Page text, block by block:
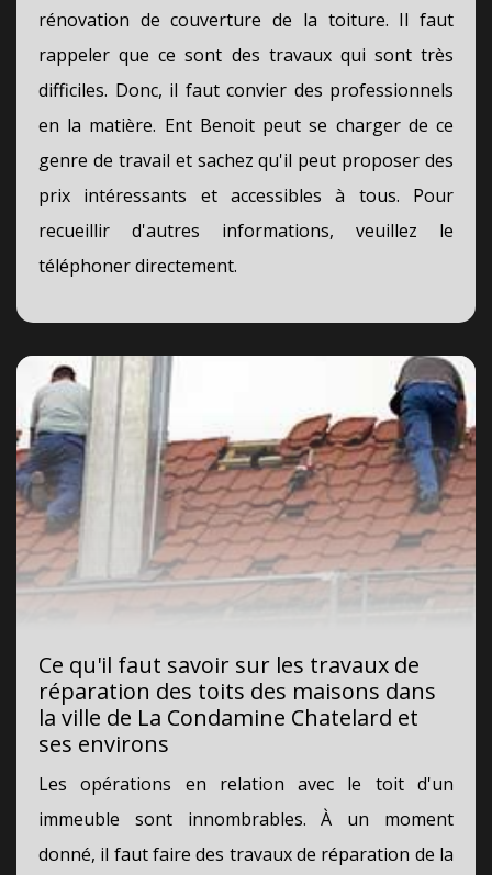
rénovation de couverture de la toiture. Il faut
rappeler que ce sont des travaux qui sont très
difficiles. Donc, il faut convier des professionnels
en la matière. Ent Benoit peut se charger de ce
genre de travail et sachez qu'il peut proposer des
prix intéressants et accessibles à tous. Pour
recueillir d'autres informations, veuillez le
téléphoner directement.
Ce qu'il faut savoir sur les travaux de
réparation des toits des maisons dans
la ville de La Condamine Chatelard et
ses environs
Les opérations en relation avec le toit d'un
immeuble sont innombrables. À un moment
donné, il faut faire des travaux de réparation de la